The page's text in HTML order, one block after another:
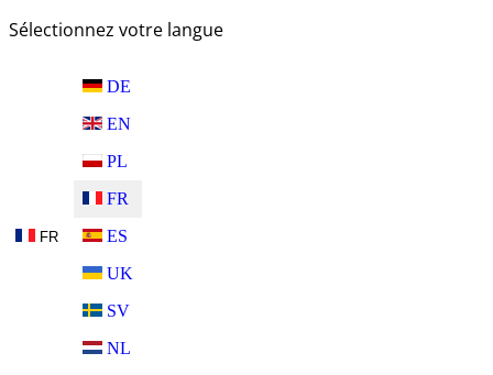
Sélectionnez votre langue
FR
DE
EN
PL
FR
ES
UK
SV
NL